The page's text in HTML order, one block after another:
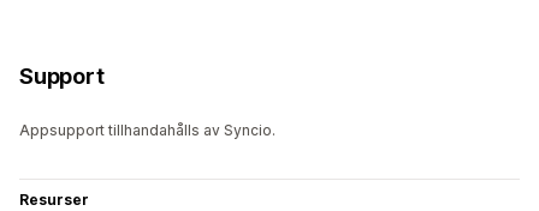
Support
Appsupport tillhandahålls av Syncio.
Resurser